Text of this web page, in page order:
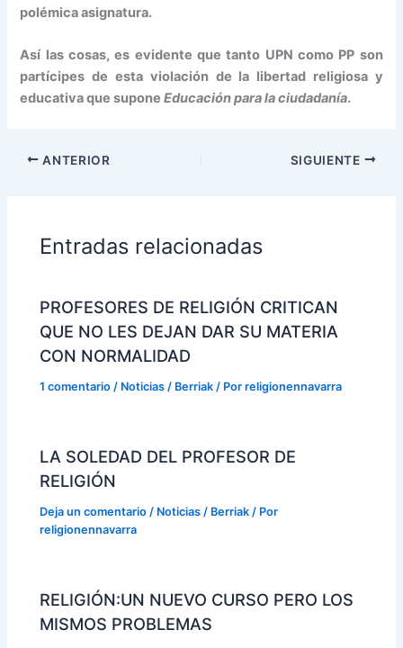
polémica asignatura.
Así las cosas, es evidente que tanto UPN como PP son
partícipes de esta violación de la libertad religiosa y
educativa que suponeEducación para la ciudadanía.
ANTERIOR SIGUIENTE
Entradas relacionadas
PROFESORES DE RELIGIÓN CRITICAN
QUE NO LES DEJAN DAR SU MATERIA
CON NORMALIDAD
1 comentario / Noticias / Berriak / Porreligionennavarra
LA SOLEDAD DEL PROFESOR DE
RELIGIÓN
Deja un comentario / Noticias / Berriak / Por
religionennavarra
RELIGIÓN:UN NUEVO CURSO PERO LOS
MISMOS PROBLEMAS